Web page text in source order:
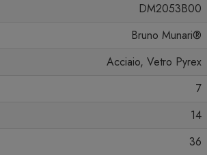
DM2053B00
Bruno Munari®
Acciaio, Vetro Pyrex
7
14
36